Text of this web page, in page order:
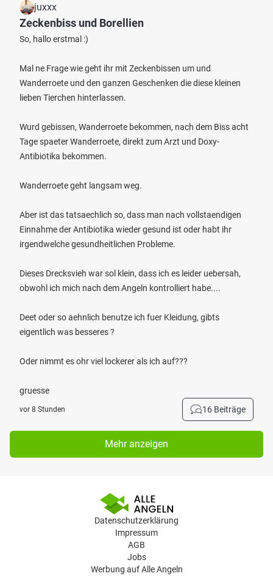
juxxx
Zeckenbiss und Borellien
So, hallo erstmal :)
Mal ne Frage wie geht ihr mit Zeckenbissen um und
Wanderroete und den ganzen Geschenken die diese kleinen
lieben Tierchen hinterlassen.
Wurd gebissen, Wanderroete bekommen, nach dem Biss acht
Tage spaeter Wanderroete, direkt zum Arzt und Doxy-
Antibiotika bekommen.
Wanderroete geht langsam weg.
Aber ist das tatsaechlich so, dass man nach vollstaendigen
Einnahme der Antibiotika wieder gesund ist oder habt ihr
irgendwelche gesundheitlichen Probleme.
Dieses Drecksvieh war sol klein, dass ich es leider uebersah,
obwohl ich mich nach dem Angeln kontrolliert habe....
Deet oder so aehnlich benutze ich fuer Kleidung, gibts
eigentlich was besseres ?
Oder nimmt es ohr viel lockerer als ich auf???
gruesse
vor 8 Stunden 16 Beiträge
Mehr anzeigen
Datenschutzerklärung
Impressum
AGB
Jobs
Werbung auf Alle Angeln